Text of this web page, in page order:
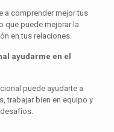
a comprender mejor tus
que puede mejorar la
en tus relaciones.
ayudarme en el
puede ayudarte a
trabajar bien en equipo y